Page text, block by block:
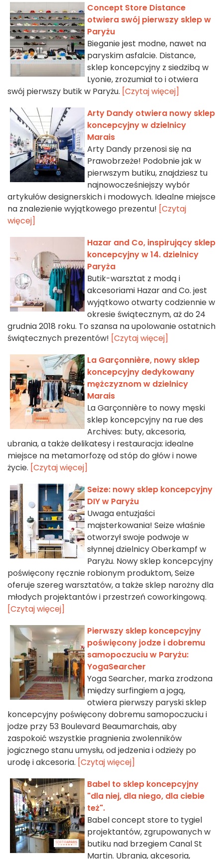
Concept Store Distance
otwiera swój pierwszy sklep w
Paryżu
Bieganie jest modne, nawet na
paryskim asfalcie. Distance,
sklep koncepcyjny z siedzibą w
Lyonie, zrozumiał to i otwiera
swój pierwszy butik w Paryżu. [Czytaj więcej]
Arty Dandy otwiera nowy sklep
koncepcyjny w dzielnicy
Marais
Arty Dandy przenosi się na
Prawobrzeże! Podobnie jak w
pierwszym butiku, znajdziesz tu
najnowocześniejszy wybór
artykułów designerskich i modowych. Idealne miejsce
na znalezienie wyjątkowego prezentu! [Czytaj
więcej]
Hazar and Co, inspirujący sklep
koncepcyjny w 14. dzielnicy
Paryża
Butik-warsztat z modą i
akcesoriami Hazar and Co. jest
wyjątkowo otwarty codziennie w
okresie świątecznym, aż do 24
grudnia 2018 roku. To szansa na upolowanie ostatnich
świątecznych prezentów! [Czytaj więcej]
La Garçonnière, nowy sklep
koncepcyjny dedykowany
mężczyznom w dzielnicy
Marais
La Garçonnière to nowy męski
sklep koncepcyjny na rue des
Archives: buty, akcesoria,
ubrania, a także delikatesy i restauracja: idealne
miejsce na metamorfozę od stóp do głów i nowe
życie. [Czytaj więcej]
Seize: nowy sklep koncepcyjny
DIY w Paryżu
Uwaga entuzjaści
majsterkowania! Seize właśnie
otworzył swoje podwoje w
słynnej dzielnicy Oberkampf w
Paryżu. Nowy sklep koncepcyjny
poświęcony ręcznie robionym produktom, Seize
oferuje szereg warsztatów, a także sklep narożny dla
młodych projektantów i przestrzeń coworkingową.
[Czytaj więcej]
Pierwszy sklep koncepcyjny
poświęcony jodze i dobremu
samopoczuciu w Paryżu:
YogaSearcher
Yoga Searcher, marka zrodzona
między surfingiem a jogą,
otwiera pierwszy paryski sklep
koncepcyjny poświęcony dobremu samopoczuciu i
jodze przy 53 Boulevard Beaumarchais, aby
zaspokoić wszystkie pragnienia zwolenników
jogicznego stanu umysłu, od jedzenia i odzieży po
urodę i akcesoria. [Czytaj więcej]
Babel to sklep koncepcyjny
"dla niej, dla niego, dla ciebie
też".
Babel concept store to tygiel
projektantów, zgrupowanych w
butiku nad brzegiem Canal St
Martin. Ubrania, akcesoria,